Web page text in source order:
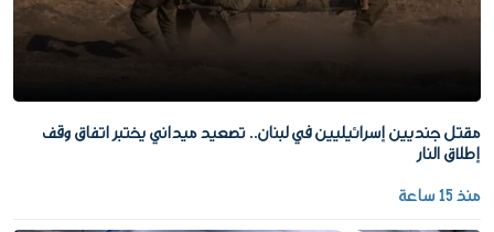
مقتل جنديين إسرائيليين في لبنان.. تصعيد ميداني يختبر اتفاق وقف
إطلاق النار
منذ 15 ساعة